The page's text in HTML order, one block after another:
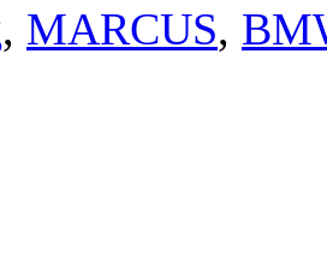
, MARCUS,